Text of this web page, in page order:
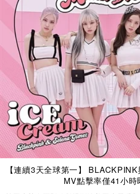
【連續3天全球第一】
MV點擊率僅41小時